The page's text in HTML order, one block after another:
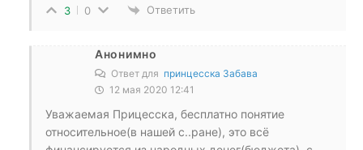
3 0 Ответить
Анонимно
Ответ для принцесска Забава
12 мая 2020 12:41
Уважаемая Прицесска, бесплатно понятие
относительное(в нашей с..ране), это всё